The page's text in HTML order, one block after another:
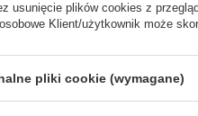
2
usunięcie plików cookies z
Klient/użytkownik może
pliki cookie (wymagane)